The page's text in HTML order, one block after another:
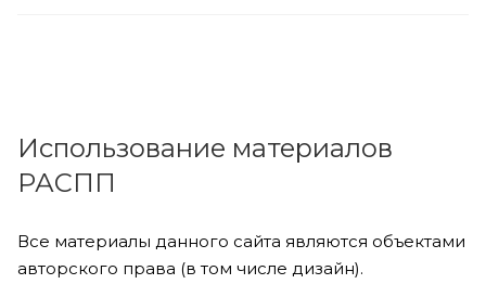
Использование материалов
РАСПП
Все материалы данного сайта являются объектами
авторского права (в том числе дизайн).